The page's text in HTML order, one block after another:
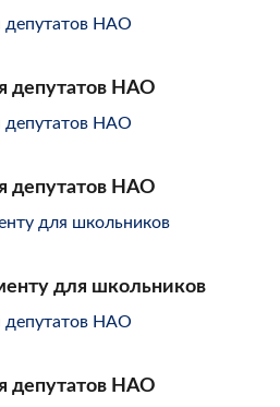
депутатов НАО
депутатов НАО
для школьников
депутатов НАО